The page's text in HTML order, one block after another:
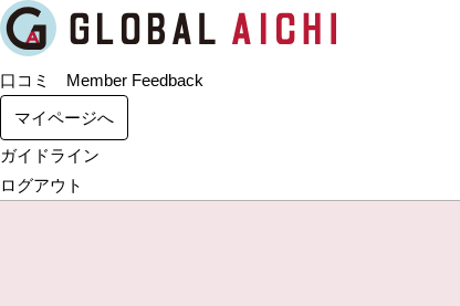
口コミ Member Feedback
マイページへ
ガイドライン
ログアウト